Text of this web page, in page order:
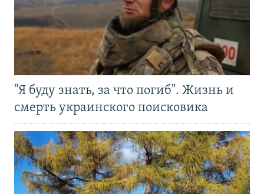
"Я буду знать, за что погиб". Жизнь и
смерть украинского поисковика